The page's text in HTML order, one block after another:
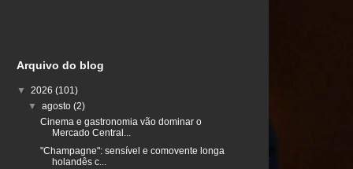
Arquivo do blog
▼ 2026 (101)
▼agosto(2)
Cinema e gastronomia vão dominar o
Mercado Central...
"Champagne": sensível e comovente longa
holandês c...